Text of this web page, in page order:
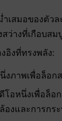
เสมอของตัวล
สว่างที่เกือบส
อิงที่ทรงพลัง:
งภาพเพื่อล็อก
โอหนึ่งเพื่อล็อ
องและการกร